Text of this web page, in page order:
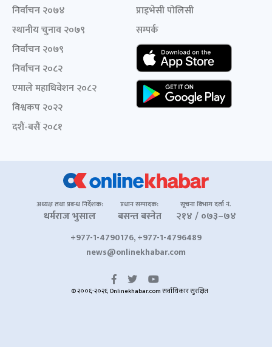
निर्वाचन २०७४
स्थानीय चुनाव २०७९
निर्वाचन २०७९
निर्वाचन २०८२
एमाले महाधिवेशन २०८२
विश्वकप २०२२
दशैं-बसैं २०८१
प्राइभेसी पोलिसी
सम्पर्क
अध्यक्ष तथा प्रबन्ध निर्देशक:
धर्मराज भुसाल
प्रधान सम्पादक:
बसन्त बस्नेत
सूचना विभाग दर्ता नं.
२१४ / ०७३–७४
+977-1-4790176, +977-1-4796489
news@onlinekhabar.com
© २००६-२०२६ Onlinekhabar.com सर्वाधिकार सुरक्षित